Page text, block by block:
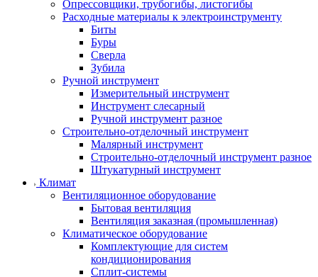
Опрессовщики, трубогибы, листогибы
Расходные материалы к электроинструменту
Биты
Буры
Сверла
Зубила
Ручной инструмент
Измерительный инструмент
Инструмент слесарный
Ручной инструмент разное
Строительно-отделочный инструмент
Малярный инструмент
Строительно-отделочный инструмент разное
Штукатурный инструмент
Климат
Вентиляционное оборудование
Бытовая вентиляция
Вентиляция заказная (промышленная)
Климатическое оборудование
Комплектующие для систем
кондиционирования
Сплит-системы